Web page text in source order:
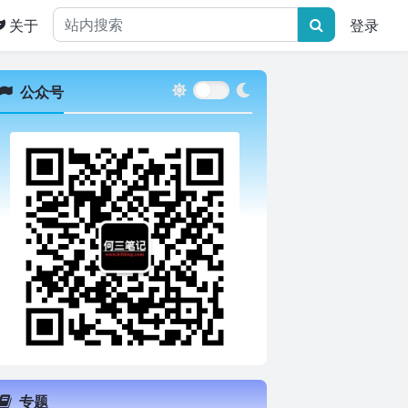
关于 登录
公众号
专题